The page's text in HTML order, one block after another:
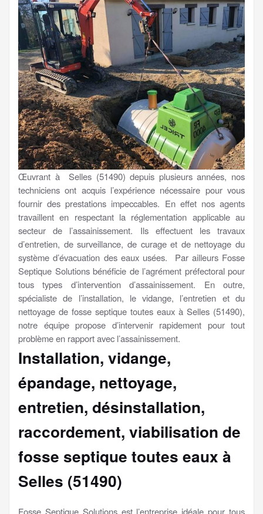
Œuvrant à Selles (51490) depuis plusieurs années, nos
techniciens ont acquis l’expérience nécessaire pour vous
fournir des prestations impeccables. En effet nos agents
travaillent en respectant la réglementation applicable au
secteur de l’assainissement. Ils effectuent les travaux
d’entretien, de surveillance, de curage et de nettoyage du
système d’évacuation des eaux usées. Par ailleurs Fosse
Septique Solutions bénéficie de l’agrément préfectoral pour
tous types d’intervention d’assainissement. En outre,
spécialiste de l’installation, le vidange, l’entretien et du
nettoyage de fosse septique toutes eaux à Selles (51490),
notre équipe propose d’intervenir rapidement pour tout
problème en rapport avec l’assainissement.
Installation, vidange,
épandage, nettoyage,
entretien, désinstallation,
raccordement, viabilisation de
fosse septique toutes eaux à
Selles (51490)
Fosse Septique Solutions est l’entreprise idéale pour tous